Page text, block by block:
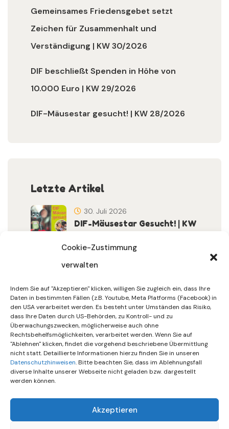
Cookie-Zustimmung
verwalten
Indem Sie auf "Akzeptieren" klicken, willigen Sie zugleich ein, dass Ihre
Daten in bestimmten Fällen (z.B. Youtube, Meta Platforms (Facebook) in
den USA verarbeitet werden. Es besteht unter Umständen das Risiko,
dass Ihre Daten durch US-Behörden, zu Kontroll- und zu
Überwachungszwecken, möglicherweise auch ohne
Rechtsbehelfsmöglichkeiten, verarbeitet werden. Wenn Sie auf
"Ablehnen" klicken, findet die vorgehend beschriebene Übermittlung
nicht statt. Detaillierte Informationen hierzu finden Sie in unseren
Datenschutzhinweisen. Bitte beachten Sie, dass im Ablehnungsfall
diverse Inhalte unserer Webseite nicht geladen bzw. dargestellt
werden können.
Akzeptieren
Gemeinsames Friedensgebet setzt
Zeichen für Zusammenhalt und
Verständigung | KW 30/2026
DIF beschließt Spenden in Höhe von
10.000 Euro | KW 29/2026
DIF-Mäusestar gesucht! | KW 28/2026
Letzte Artikel
DIF-Mäusestar Gesucht! | KW
30. Juli 2026
Sommerferien | KW 31/…
30. Juli 2026
Gemeinsames Friedensgebet
Setzt Zeichen …
15. Juli 2026